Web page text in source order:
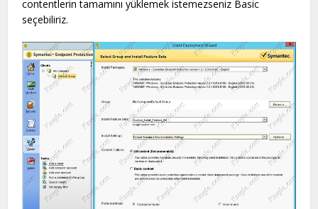
contentlerin tamamını yüklemek istemezseniz Basic
seçebiliriz.